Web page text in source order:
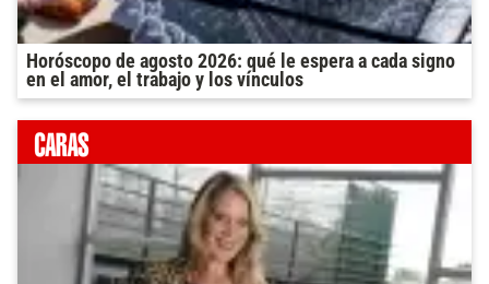
Horóscopo de agosto 2026: qué le espera a cada signo
en el amor, el trabajo y los vínculos